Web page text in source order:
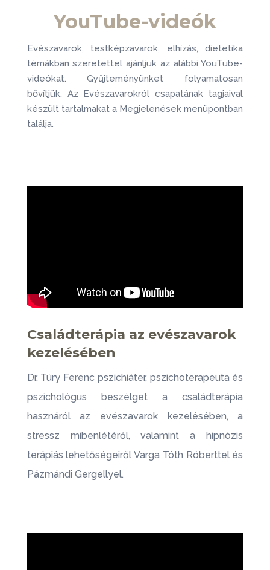
YouTube-videók
Evészavarok, testképzavarok, elhízás, dietetika
témákban szeretettel ajánljuk az alábbi YouTube-
videókat. Gyűjteményünket folyamatosan
bővítjük. Az Evészavarokról csapatának tagjaival
készült tartalmakat a Megjelenések menüpontban
találja.
Családterápia az evészavarok
kezelésében
Dr. Túry Ferenc pszichiáter, pszichoterapeuta és
pszichológus beszélget a családterápia
hasznáról az evészavarok kezelésében, a
stressz mibenlétéről, valamint a hipnózis
terápiás lehetőségeiről Varga Tóth Róberttel és
Pázmándi Gergellyel.